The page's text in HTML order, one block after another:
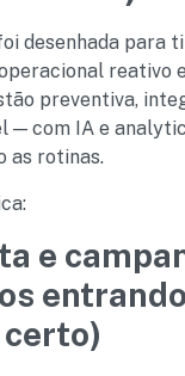
desenhada para
reativo
preventiva,
— com IA e
as rotinas.
e